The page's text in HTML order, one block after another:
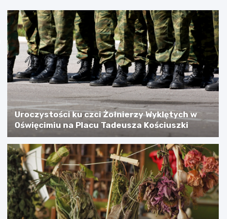
Uroczystości ku czci Żołnierzy Wyklętych w
Oświęcimiu na Placu Tadeusza Kościuszki